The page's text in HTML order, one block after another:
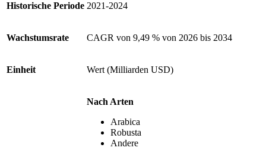
Historische Periode 2021-2024
Wachstumsrate CAGR von 9,49 % von 2026 bis 2034
Einheit Wert (Milliarden USD)
Nach Arten
Arabica
Robusta
Andere